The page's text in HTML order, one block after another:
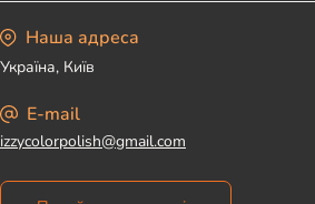
Наша адреса
Україна, Київ
E-mail
izzycolorpolish@gmail.com